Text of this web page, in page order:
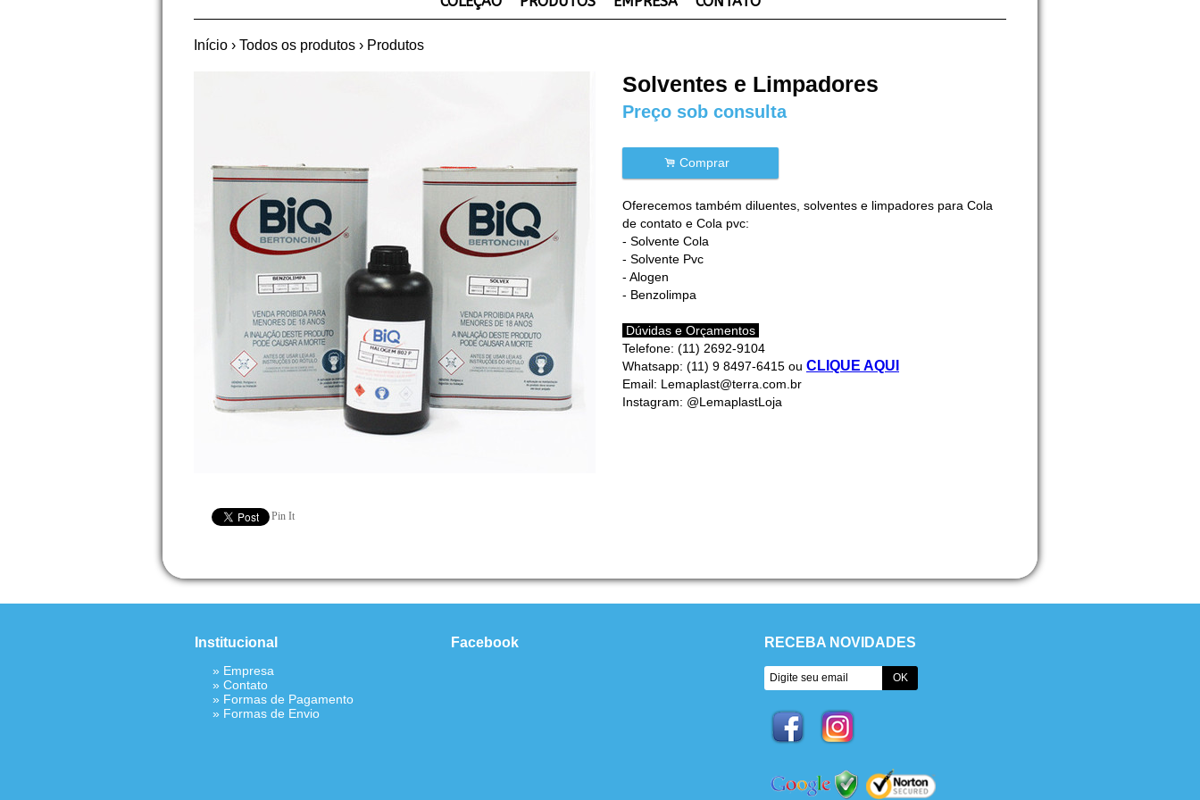
Início › Todos os produtos › Produtos
Pin It
Solventes e Limpadores
Preço sob consulta
. Comprar
Oferecemos também diluentes, solventes e limpadores para Cola
de contato e Cola pvc:
- Solvente Cola
- Solvente Pvc
- Alogen
- Benzolimpa
Dúvidas e Orçamentos
Telefone: (11) 2692-9104
Whatsapp: (11) 9 8497-6415 ou CLIQUE AQUI
Email: Lemaplast@terra.com.br
Instagram: @LemaplastLoja
Institucional
» Empresa
» Contato
» Formas de Pagamento
» Formas de Envio
Facebook RECEBA NOVIDADES